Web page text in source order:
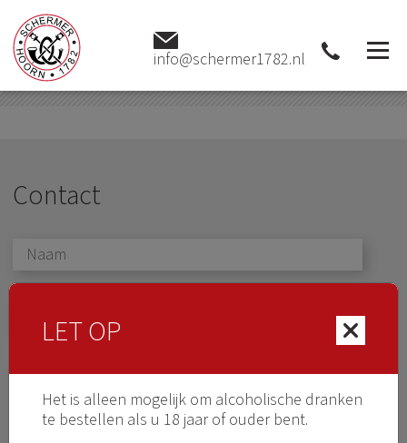
LET OP
Het is alleen mogelijk om alcoholische dranken
te bestellen als u 18 jaar of ouder bent.
info@schermer1782.nl
Webshop
Contact